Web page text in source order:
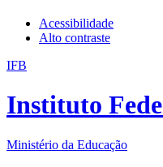
Acessibilidade
Alto contraste
IFB
Instituto
Ministério da Educação